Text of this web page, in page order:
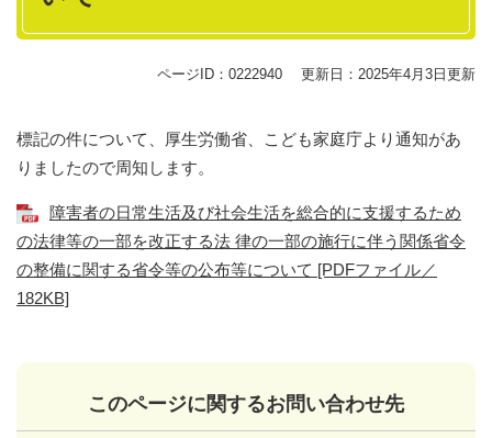
ページID：0222940 更新日：2025年4月3日更新
標記の件について、厚生労働省、こども家庭庁より通知があ
りましたので周知します。
障害者の日常生活及び社会生活を総合的に支援するため
の法律等の一部を改正する法 律の一部の施行に伴う関係省令
の整備に関する省令等の公布等について [PDFファイル／
182KB]
このページに関するお問い合わせ先